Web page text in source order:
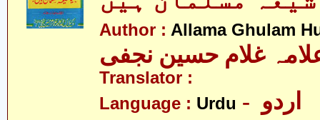
Author : Allama Ghulam
غلام حسین نجفی
Translator :
Language : Urdu